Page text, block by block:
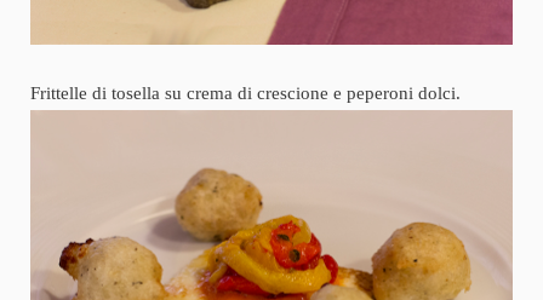
Frittelle di tosella su crema di crescione e peperoni dolci.